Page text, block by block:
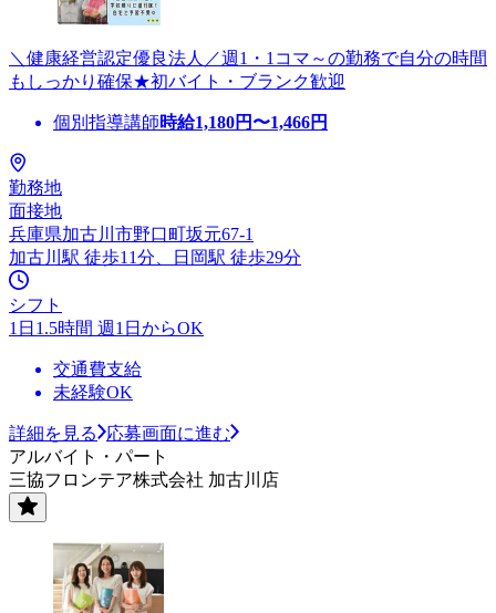
＼健康経営認定優良法人／週1・1コマ～の勤務で自分の時間
もしっかり確保★初バイト・ブランク歓迎
個別指導講師時給1,180円〜1,466円
勤務地
面接地
兵庫県加古川市野口町坂元67-1
加古川駅 徒歩11分、日岡駅 徒歩29分
シフト
1日1.5時間 週1日からOK
交通費支給
未経験OK
詳細を見る
応募画面に進む
アルバイト・パート
三協フロンテア株式会社 加古川店